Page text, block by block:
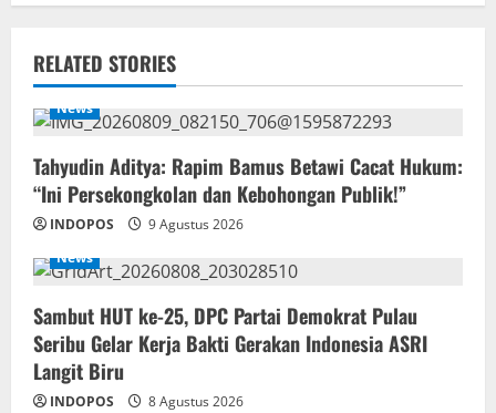
RELATED STORIES
News
‎Tahyudin Aditya: Rapim Bamus Betawi Cacat Hukum:
“Ini Persekongkolan dan Kebohongan Publik!”
INDOPOS
9 Agustus 2026
News
‎Sambut HUT ke-25, DPC Partai Demokrat Pulau
Seribu Gelar Kerja Bakti Gerakan Indonesia ASRI
Langit Biru
INDOPOS
8 Agustus 2026